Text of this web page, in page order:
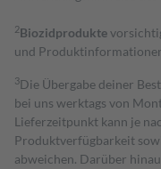
2Biozidprodukte
und
3Die Übergabe deiner
bei uns werktags von
Lieferzeitpunkt kann je
Produktverfügbarkeit
abweichen. Darüber